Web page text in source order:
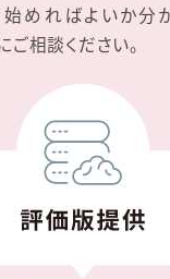
始めればよいか分
ご相談ください。